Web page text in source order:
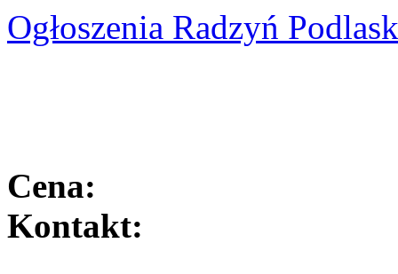
Ogłoszenia Radzyń
Cena:
Kontakt: